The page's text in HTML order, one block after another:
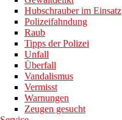
Hubschrauber im Einsatz
Polizeifahndung
Raub
Tipps der Polizei
Unfall
Überfall
Vandalismus
Vermisst
Warnungen
Zeugen gesucht